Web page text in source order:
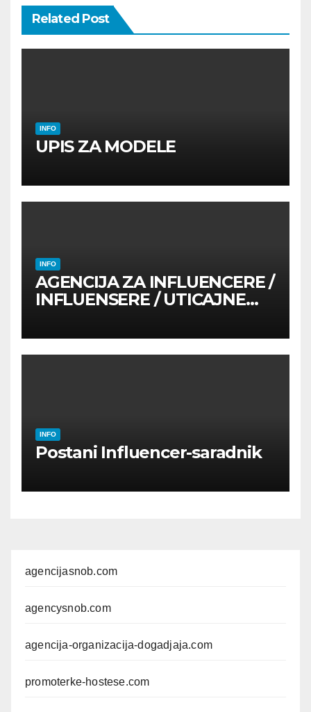
Related Post
INFO
UPIS ZA MODELE
INFO
AGENCIJA ZA INFLUENCERE /
INFLUENSERE / UTICAJNE
INFO
Postani Influencer-saradnik
agencijasnob.com
agencysnob.com
agencija-organizacija-dogadjaja.com
promoterke-hostese.com